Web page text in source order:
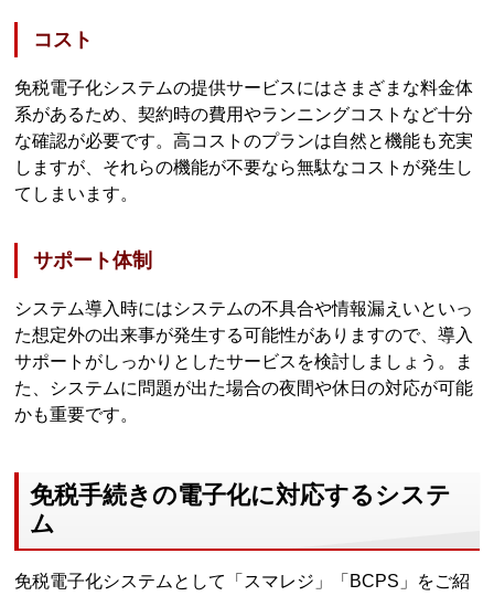
コスト
免税電子化システムの提供サービスにはさまざまな料金体
系があるため、契約時の費用やランニングコストなど十分
な確認が必要です。高コストのプランは自然と機能も充実
しますが、それらの機能が不要なら無駄なコストが発生し
てしまいます。
サポート体制
システム導入時にはシステムの不具合や情報漏えいといっ
た想定外の出来事が発生する可能性がありますので、導入
サポートがしっかりとしたサービスを検討しましょう。ま
た、システムに問題が出た場合の夜間や休日の対応が可能
かも重要です。
免税手続きの電子化に対応するシステ
ム
免税電子化システムとして「スマレジ」「BCPS」をご紹